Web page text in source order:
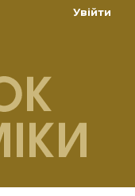
Увійти